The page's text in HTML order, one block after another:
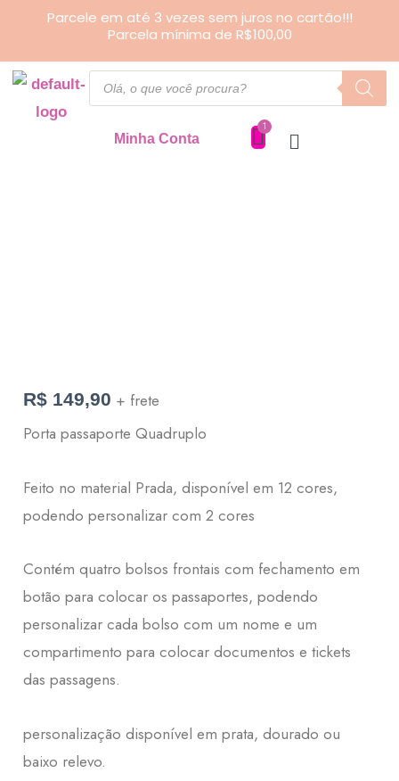
Parcele em até 3 vezes sem juros no cartão!!!
Parcela mínima de R$100,00
Pesquisar
produtos
Minha Conta
R$ 149,90 + frete
Porta passaporte Quadruplo
Feito no material Prada, disponível em 12 cores,
podendo personalizar com 2 cores
Contém quatro bolsos frontais com fechamento em
botão para colocar os passaportes, podendo
personalizar cada bolso com um nome e um
compartimento para colocar documentos e tickets
das passagens.
personalização disponível em prata, dourado ou
baixo relevo.